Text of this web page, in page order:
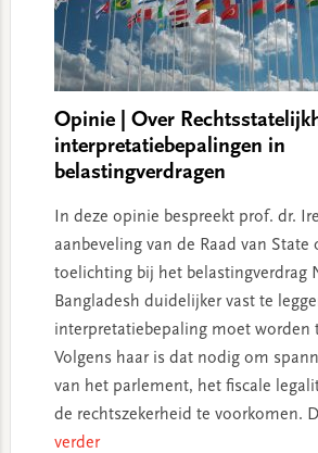
Opinie | Over
interpretatiebepalingen in
belastingverdragen
In deze opinie bespreekt prof. dr.
aanbeveling van de Raad van State
toelichting bij het belastingverdrag
Bangladesh duidelijker vast te
interpretatiebepaling moet worden
Volgens haar is dat nodig om
van het parlement, het fiscale
de rechtszekerheid te voorkomen.
verder